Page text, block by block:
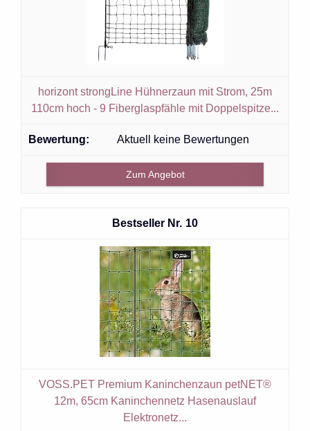
horizont strongLine Hühnerzaun mit Strom, 25m
110cm hoch - 9 Fiberglaspfähle mit Doppelspitze...
Aktuell keine Bewertungen
Zum Angebot
10
VOSS.PET Premium Kaninchenzaun petNET®
12m, 65cm Kaninchennetz Hasenauslauf
Elektronetz...